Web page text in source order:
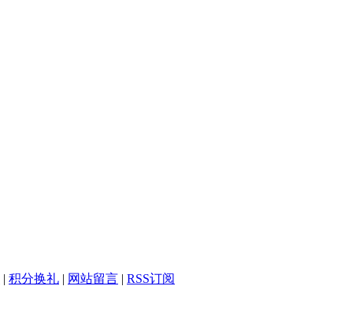
| 积分换礼 | 网站留言 | RSS订阅